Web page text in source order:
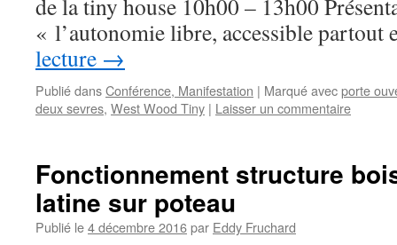
de la tiny house 10h00 – 13h00
« l’autonomie libre, accessible
lecture →
Publié dansConférence, Manifestation | Marqué avecporte
deux sevres, West Wood Tiny | Laisser un commentaire
Fonctionnement structure
latine sur poteau
Publié le4 décembre 2016par Eddy Fruchard